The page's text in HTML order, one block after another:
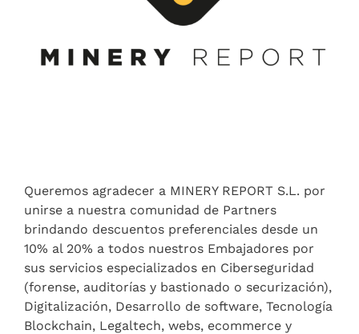
Queremos agradecer a MINERY REPORT S.L. por
unirse a nuestra comunidad de Partners
brindando descuentos preferenciales desde un
10% al 20% a todos nuestros Embajadores por
sus servicios especializados en Ciberseguridad
(forense, auditorías y bastionado o securización),
Digitalización, Desarrollo de software, Tecnología
Blockchain, Legaltech, webs, ecommerce y